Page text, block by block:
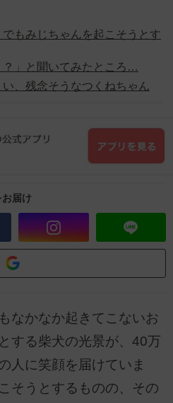
でもみじちゃんを起こそうとす
」と聞いてみたところ…
、残念そうなつくねちゃん
届け
なかなか起きてこないお
する柴犬の光景が、40万
人に笑顔を届けていま
そうとするものの、その